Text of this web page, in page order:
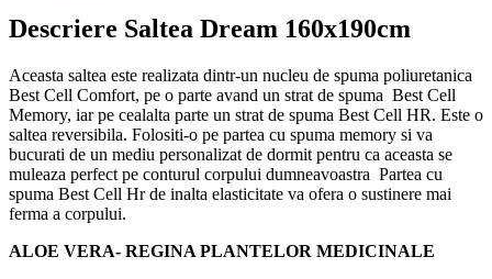
Descriere Saltea Dream 160x190cm
Aceasta saltea este realizata dintr-un nucleu de spuma poliuretanica
Best Cell Comfort, pe o parte avand un strat de spuma Best Cell
Memory, iar pe cealalta parte un strat de spuma Best Cell HR. Este o
saltea reversibila. Folositi-o pe partea cu spuma memory si va
bucurati de un mediu personalizat de dormit pentru ca aceasta se
muleaza perfect pe conturul corpului dumneavoastra Partea cu
spuma Best Cell Hr de inalta elasticitate va ofera o sustinere mai
ferma a corpului.
ALOE VERA- REGINA PLANTELOR MEDICINALE